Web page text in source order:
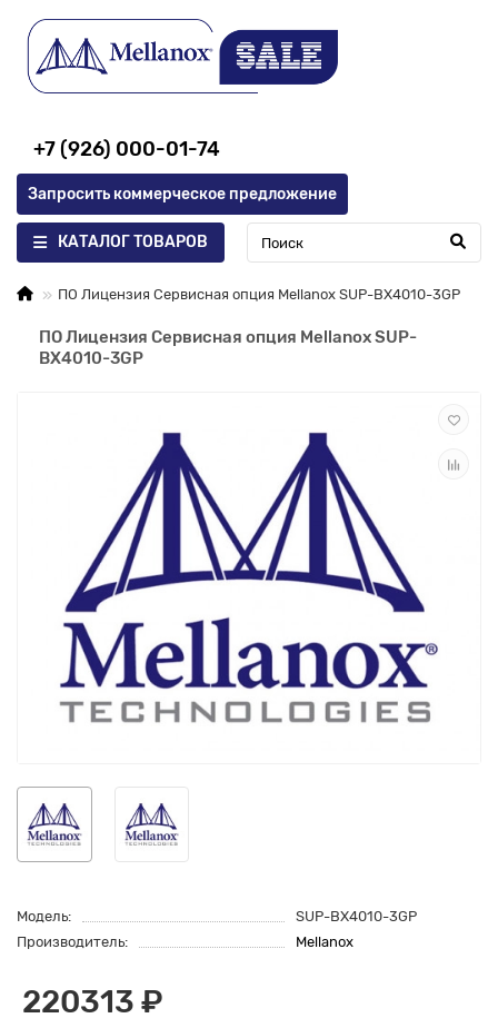
+7 (926) 000-01-74
Запросить коммерческое предложение
КАТАЛОГ ТОВАРОВ
ПО Лицензия Сервисная опция Mellanox SUP-BX4010-3GP
ПО Лицензия Сервисная опция Mellanox SUP-
BX4010-3GP
Модель:
SUP-BX4010-3GP
Производитель:
Mellanox
220313 ₽